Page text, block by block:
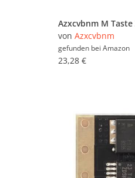
von Azxcvbnm
gefunden bei Amazon
23,28 €